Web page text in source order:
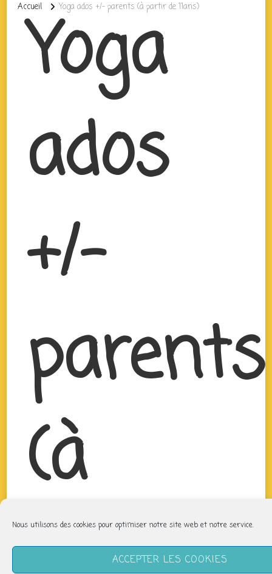
Nous utilisons des cookies pour optimiser notre site web et notre service.
ACCEPTER LES COOKIES
Accueil Yoga ados +/- parents (à partir de 11ans)
Yoga
ados
+/-
parents
(à